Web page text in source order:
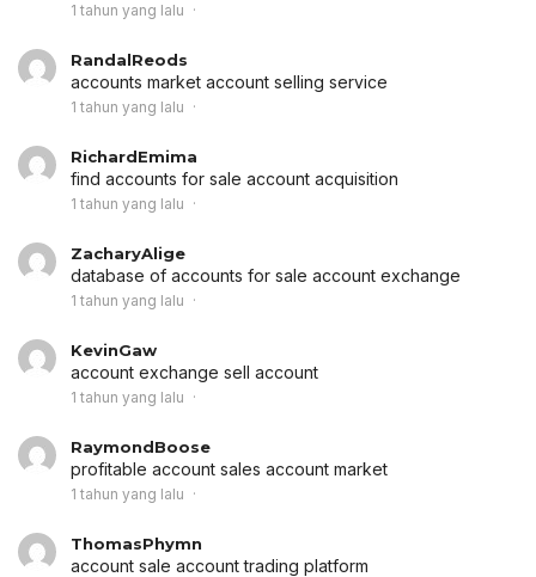
1 tahun yang lalu
RandalReods
accounts market account selling service
1 tahun yang lalu
RichardEmima
find accounts for sale account acquisition
1 tahun yang lalu
ZacharyAlige
database of accounts for sale account exchange
1 tahun yang lalu
KevinGaw
account exchange sell account
1 tahun yang lalu
RaymondBoose
profitable account sales account market
1 tahun yang lalu
ThomasPhymn
account sale account trading platform